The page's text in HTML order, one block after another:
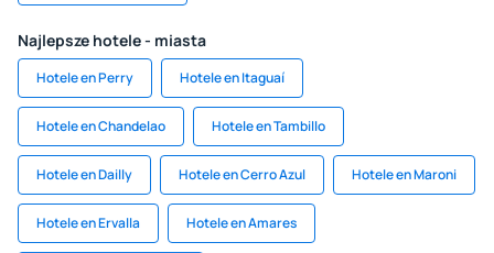
Najlepsze hotele - miasta
Hotele en Perry Hotele en Itaguaí
Hotele en Chandelao Hotele en Tambillo
Hotele en Dailly Hotele en Cerro Azul Hotele en Maroni
Hotele en Ervalla Hotele en Amares